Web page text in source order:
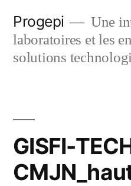
content
Progepi
Une
laboratoires et les
solutions
GISFI-